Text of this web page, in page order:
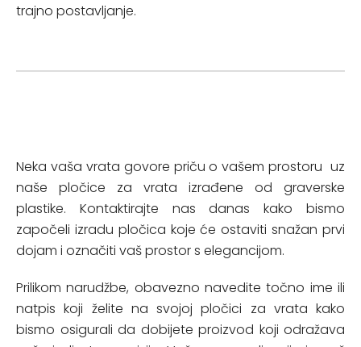
trajno postavljanje.
Neka vaša vrata govore priču o vašem prostoru uz
naše pločice za vrata izrađene od graverske
plastike. Kontaktirajte nas danas kako bismo
započeli izradu pločica koje će ostaviti snažan prvi
dojam i označiti vaš prostor s elegancijom.
Prilikom narudžbe, obavezno navedite točno ime ili
natpis koji želite na svojoj pločici za vrata kako
bismo osigurali da dobijete proizvod koji odražava